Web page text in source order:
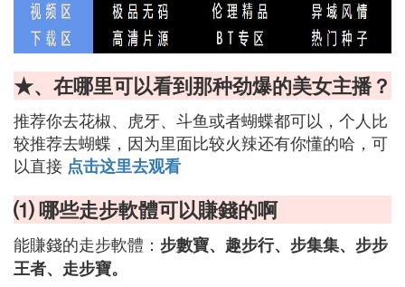
★、在哪里可以看到那种劲爆的美女主播？
推荐你去花椒、虎牙、斗鱼或者蝴蝶都可以，个人比
较推荐去蝴蝶，因为里面比较火辣还有你懂的哈，可
以直接 点击这里去观看
⑴ 哪些走步軟體可以賺錢的啊
能賺錢的走步軟體： 步數寶、趣步行、步集集、步步
王者、走步寶。